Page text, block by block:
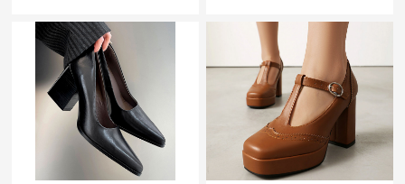
ビジネスシューズ
トゥ 疲れない スーツ